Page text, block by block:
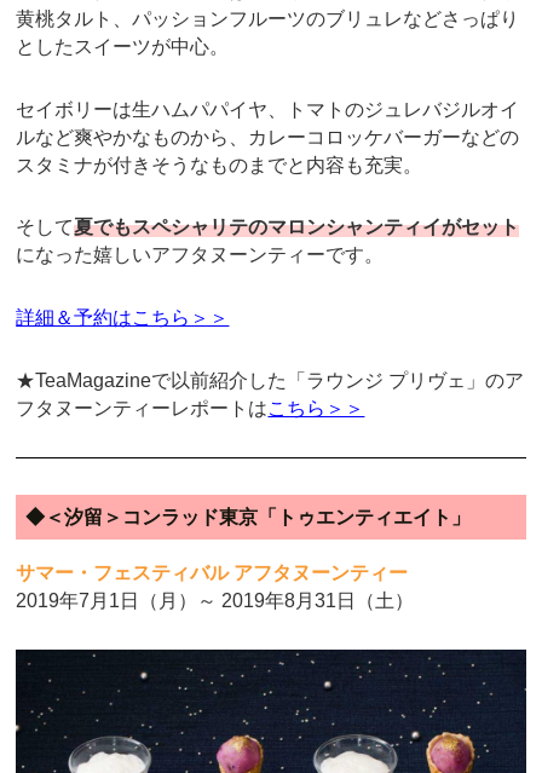
黄桃タルト、パッションフルーツのブリュレなどさっぱり
としたスイーツが中心。
セイボリーは生ハムパパイヤ、トマトのジュレバジルオイ
ルなど爽やかなものから、カレーコロッケバーガーなどの
スタミナが付きそうなものまでと内容も充実。
そして夏でもスペシャリテのマロンシャンティイがセット
になった嬉しいアフタヌーンティーです。
詳細＆予約はこちら＞＞
★TeaMagazineで以前紹介した「ラウンジ プリヴェ」のア
フタヌーンティーレポートはこちら＞＞
◆＜汐留＞コンラッド東京「トゥエンティエイト」
サマー・フェスティバル アフタヌーンティー
2019年7月1日（月）～ 2019年8月31日（土）